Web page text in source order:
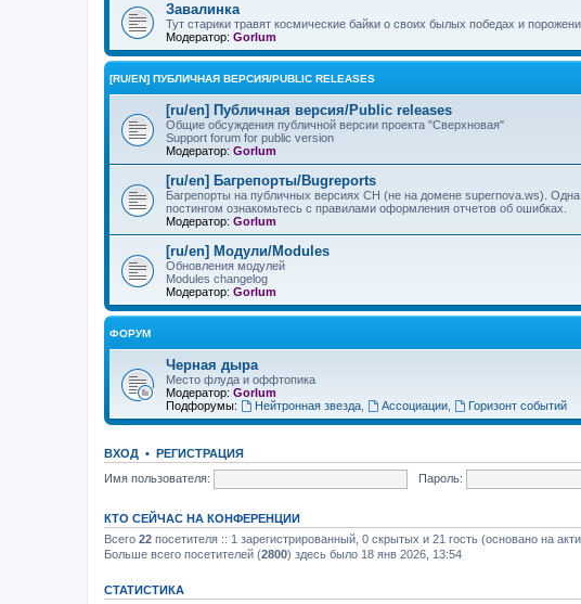
Завалинка
Тут старики травят космические байки о своих былых победах и
Модератор: Gorlum
[RU/EN] ПУБЛИЧНАЯ ВЕРСИЯ/PUBLIC RELEASES
[ru/en] Публичная версия/Public releases
Общие обсуждения публичной версии проекта "Сверхновая"
Support forum for public version
Модератор: Gorlum
[ru/en] Багрепорты/Bugreports
Багрепорты на публичных версиях СН (не на домене supernova.ws).
постингом ознакомьтесь с правилами оформления отчетов об ошибках.
Модератор: Gorlum
[ru/en] Модули/Modules
Обновления модулей
Modules changelog
Модератор: Gorlum
ФОРУМ
Черная дыра
Место флуда и оффтопика
Модератор: Gorlum
Подфорумы:
Нейтронная звезда, Ассоциации, Горизонт событий
ВХОД • РЕГИСТРАЦИЯ
Имя пользователя:
Пароль:
КТО СЕЙЧАС НА КОНФЕРЕНЦИИ
Всего 22 посетителя :: 1 зарегистрированный, 0 скрытых и 21 гость (основано на
Больше всего посетителей (2800) здесь было 18 янв 2026, 13:54
СТАТИСТИКА